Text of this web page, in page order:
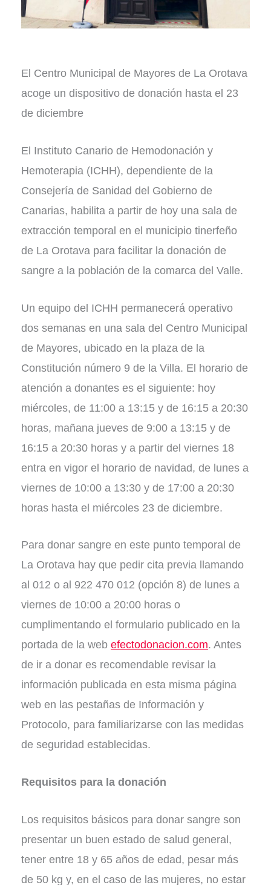
El Centro Municipal de Mayores de La Orotava
acoge un dispositivo de donación hasta el 23
de diciembre
El Instituto Canario de Hemodonación y
Hemoterapia (ICHH), dependiente de la
Consejería de Sanidad del Gobierno de
Canarias, habilita a partir de hoy una sala de
extracción temporal en el municipio tinerfeño
de La Orotava para facilitar la donación de
sangre a la población de la comarca del Valle.
Un equipo del ICHH permanecerá operativo
dos semanas en una sala del Centro Municipal
de Mayores, ubicado en la plaza de la
Constitución número 9 de la Villa. El horario de
atención a donantes es el siguiente: hoy
miércoles, de 11:00 a 13:15 y de 16:15 a 20:30
horas, mañana jueves de 9:00 a 13:15 y de
16:15 a 20:30 horas y a partir del viernes 18
entra en vigor el horario de navidad, de lunes a
viernes de 10:00 a 13:30 y de 17:00 a 20:30
horas hasta el miércoles 23 de diciembre.
Para donar sangre en este punto temporal de
La Orotava hay que pedir cita previa llamando
al 012 o al 922 470 012 (opción 8) de lunes a
viernes de 10:00 a 20:00 horas o
cumplimentando el formulario publicado en la
portada de la web efectodonacion.com. Antes
de ir a donar es recomendable revisar la
información publicada en esta misma página
web en las pestañas de Información y
Protocolo, para familiarizarse con las medidas
de seguridad establecidas.
Requisitos para la donación
Los requisitos básicos para donar sangre son
presentar un buen estado de salud general,
tener entre 18 y 65 años de edad, pesar más
de 50 kg y, en el caso de las mujeres, no estar